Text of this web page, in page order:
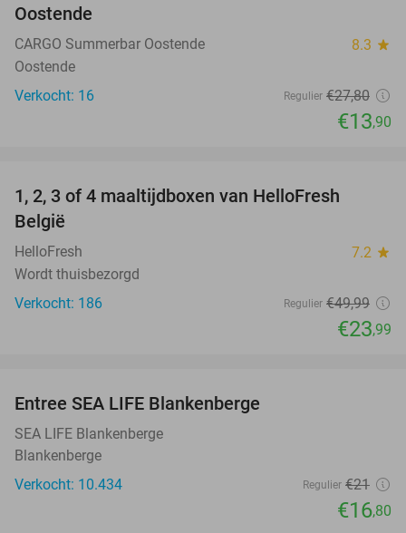
Oostende
CARGO Summerbar Oostende 8.3 star
Oostende
Verkocht: 16
Regulier €27,80
€13,90
1, 2, 3 of 4 maaltijdboxen van HelloFresh
België
HelloFresh 7.2 star
Wordt thuisbezorgd
Verkocht: 186
Regulier €49,99
€23,99
Entree SEA LIFE Blankenberge
SEA LIFE Blankenberge
Blankenberge
Verkocht: 10.434
Regulier €21
€16,80